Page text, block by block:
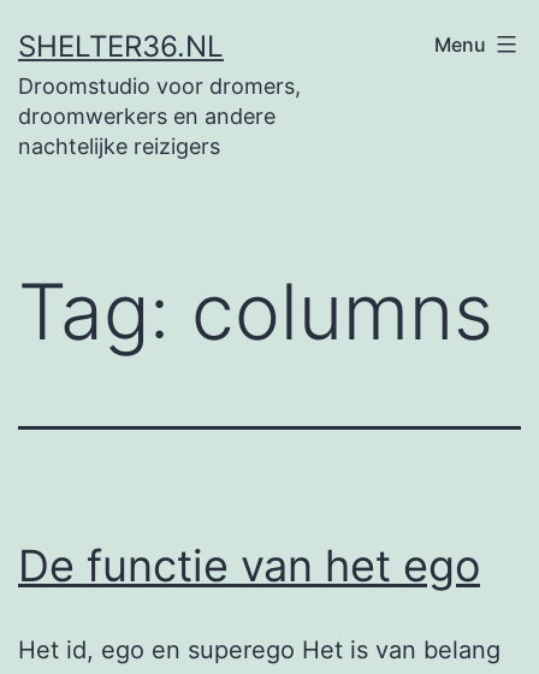
naar
de
inhoud
SHELTER36.NL
Droomstudio voor dromers,
droomwerkers en andere
nachtelijke reizigers
Menu
Tag: columns
De functie van het ego
Het id, ego en superego Het is van belang